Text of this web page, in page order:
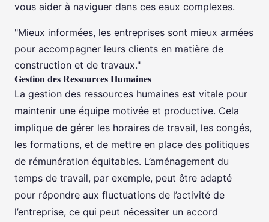
vous aider à naviguer dans ces eaux complexes.
"Mieux informées, les entreprises sont mieux armées
pour accompagner leurs clients en matière de
construction et de travaux."
Gestion des Ressources Humaines
La gestion des ressources humaines est vitale pour
maintenir une équipe motivée et productive. Cela
implique de gérer les horaires de travail, les congés,
les formations, et de mettre en place des politiques
de rémunération équitables. L’aménagement du
temps de travail, par exemple, peut être adapté
pour répondre aux fluctuations de l’activité de
l’entreprise, ce qui peut nécessiter un accord